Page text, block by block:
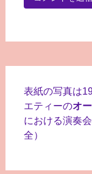
表紙の写真は
エティーのオ
における演奏
全）